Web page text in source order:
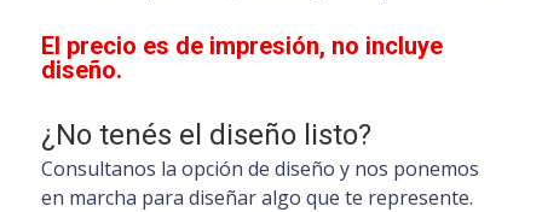
El precio es de impresión, no incluye
diseño.
¿No tenés el diseño listo?
Consultanos la opción de diseño y nos ponemos
en marcha para diseñar algo que te represente.